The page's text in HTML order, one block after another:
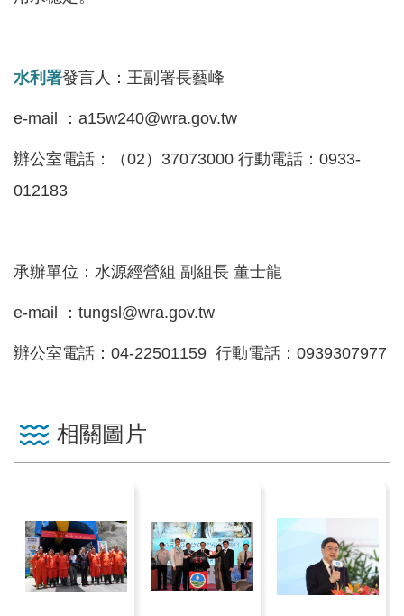
交
流
專
政
網
站
資
放
宣
隱
私
權
水利署發言人：王副署長藝峰
e-mail ：a15w240@wra.gov.tw
辦公室電話：（02）37073000 行動電話：0933-
012183
承辦單位：水源經營組 副組長 董士龍
e-mail ：tungsl@wra.gov.tw
辦公室電話：04-22501159 行動電話：0939307977
相關圖片